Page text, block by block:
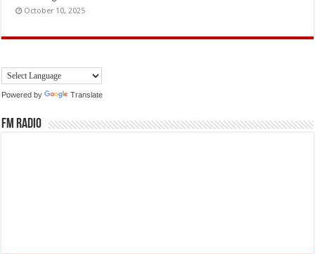
October 10, 2025
Powered by Translate
FM Radio